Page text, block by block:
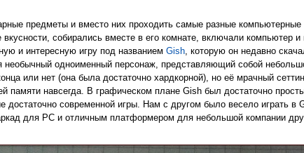
предметы и вместо них проходить самые разные
собирались вместе в его комнате, включали компьютер
и интересную игру под названием Gish, которую он недавно
необычный одноименный персонаж, представляющий собой
или нет (она была достаточно хардкорной), но её мрачный
памяти навсегда. В графическом плане Gish был достаточно
достаточно современной игры. Нам с другом было весело играть
для PC и отличным платформером для небольшой компании